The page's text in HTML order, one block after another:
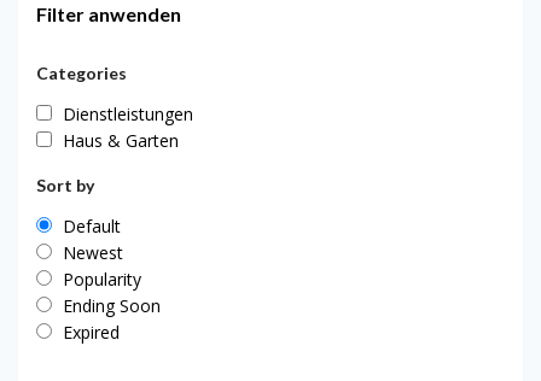
Filter anwenden
Categories
Dienstleistungen
Haus & Garten
Sort by
Default
Newest
Popularity
Ending Soon
Expired